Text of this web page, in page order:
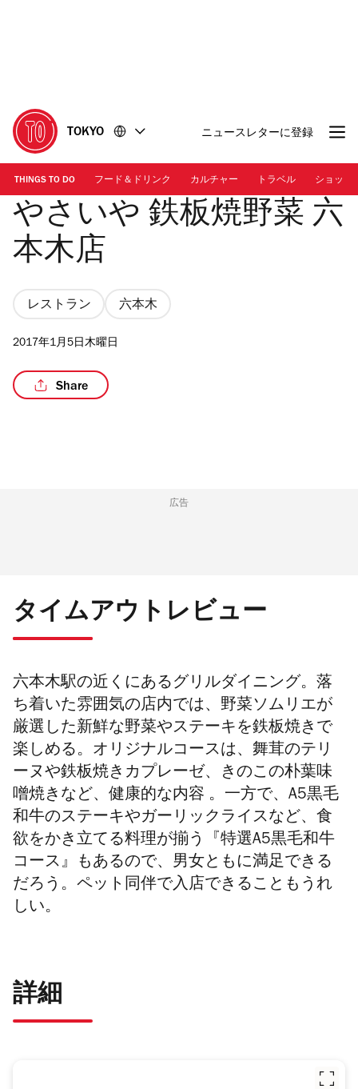
に
移
動
移
動
TOKYO ニュースレターに登録
THINGS TO DO フード＆ドリンク カルチャー トラベル ショッピ
やさいや 鉄板焼野菜 六
本木店
レストラン 六本木
2017年1月5日木曜日
Share
広告
タイムアウトレビュー
六本木駅の近くにあるグリルダイニング。落
ち着いた雰囲気の店内では、野菜ソムリエが
厳選した新鮮な野菜やステーキを鉄板焼きで
楽しめる。オリジナルコースは、舞茸のテリ
ーヌや鉄板焼きカプレーゼ、きのこの朴葉味
噌焼きなど、健康的な内容 。一方で、A5黒毛
和牛のステーキやガーリックライスなど、食
欲をかき立てる料理が揃う『特選A5黒毛和牛
コース 』もあるので、男女ともに満足できる
だろう。ペット同伴で入店できることもうれ
しい。
詳細